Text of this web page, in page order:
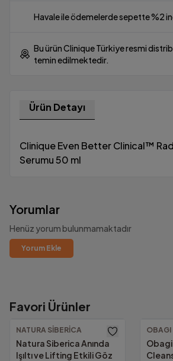
Havale ile ödemelerde sepette %2
Bu ürün Clinique Türkiye resmi
temin edilmektedir.
Ürün Detayı
Clinique Even Better Clinical™
Serumu 50 ml
Yorumlar
Henüz yorum bulunmamaktadır
Yorum Ekle
1000₺ Üzeri
KVKK Uyumu ve güvenlik
tüm bilgileriniz
Favori Ürünler
NATURA SIBERICA
Natura Siberica Anında
Işıltı ve Lifting Etkili Göz
OBAGI
Obagi